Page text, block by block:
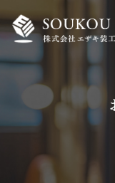
私たちの想いと大事に
家づくりのこだわり